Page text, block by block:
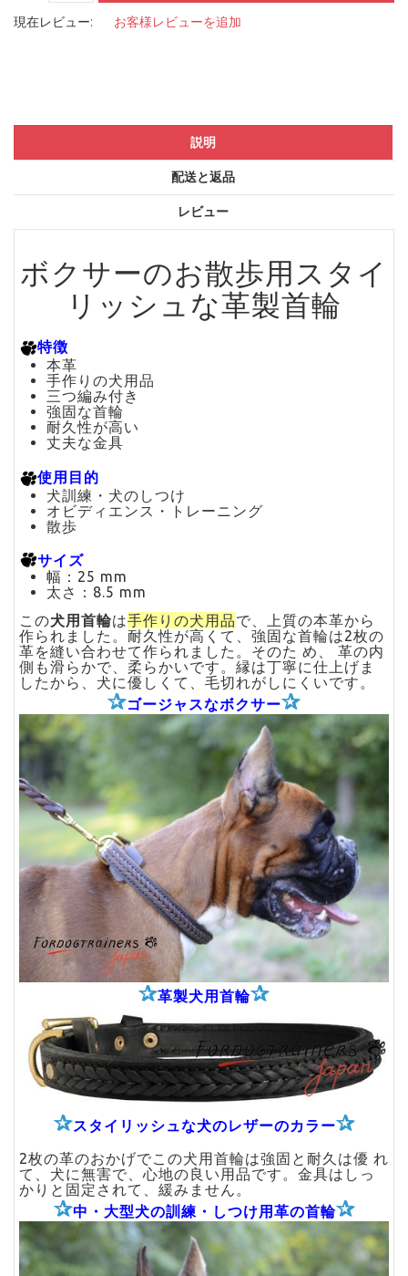
現在レビュー: お客様レビューを追加
説明
配送と返品
レビュー
ボクサーのお散歩用スタイ
リッシュな革製首輪
特徴
本革
手作りの犬用品
三つ編み付き
強固な首輪
耐久性が高い
丈夫な金具
使用目的
犬訓練・犬のしつけ
オビディエンス・トレーニング
散歩
サイズ
幅：25 mm
太さ：8.5 mm
この犬用首輪は手作りの犬用品で、上質の本革から
作られました。耐久性が高くて、強固な首輪は2枚の
革を縫い合わせて作られました。そのた め、 革の内
側も滑らかで、柔らかいです。縁は丁寧に仕上げま
したから、犬に優しくて、毛切れがしにくいです。
✰ゴージャスなボクサー✰
✰革製犬用首輪✰
✰スタイリッシュな犬のレザーのカラー✰
2枚の革のおかげでこの犬用首輪は強固と耐久は優 れ
て、犬に無害で、心地の良い用品です。金具はしっ
かりと固定されて、緩みません。
✰中・大型犬の訓練・しつけ用革の首輪✰